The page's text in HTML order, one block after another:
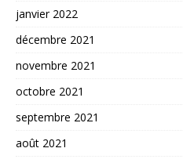
janvier 2022
décembre 2021
novembre 2021
octobre 2021
septembre 2021
août 2021